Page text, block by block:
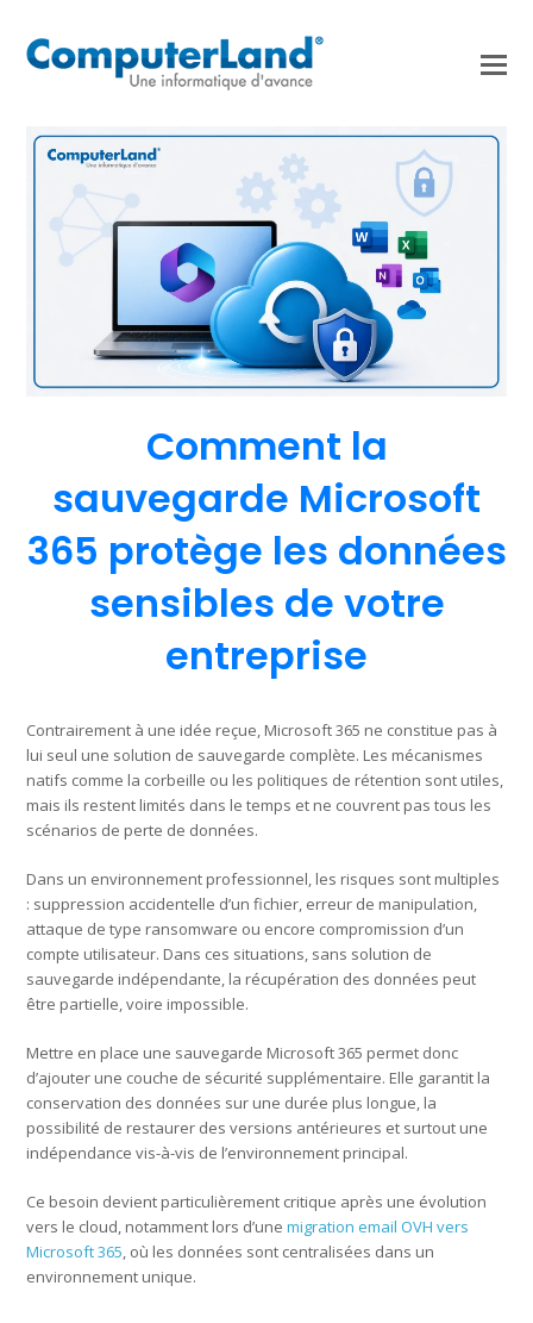
Comment la
sauvegarde Microsoft
365 protège les données
sensibles de votre
entreprise
Contrairement à une idée reçue, Microsoft 365 ne constitue pas à
lui seul une solution de sauvegarde complète. Les mécanismes
natifs comme la corbeille ou les politiques de rétention sont utiles,
mais ils restent limités dans le temps et ne couvrent pas tous les
scénarios de perte de données.
Dans un environnement professionnel, les risques sont multiples
: suppression accidentelle d’un fichier, erreur de manipulation,
attaque de type ransomware ou encore compromission d’un
compte utilisateur. Dans ces situations, sans solution de
sauvegarde indépendante, la récupération des données peut
être partielle, voire impossible.
Mettre en place une sauvegarde Microsoft 365 permet donc
d’ajouter une couche de sécurité supplémentaire. Elle garantit la
conservation des données sur une durée plus longue, la
possibilité de restaurer des versions antérieures et surtout une
indépendance vis-à-vis de l’environnement principal.
Ce besoin devient particulièrement critique après une évolution
vers le cloud, notamment lors d’unemigration email OVH vers
Microsoft 365, où les données sont centralisées dans un
environnement unique.